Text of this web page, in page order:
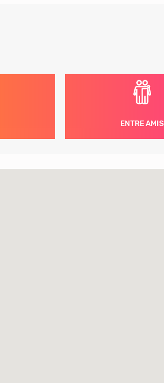
ENTRE AMIS